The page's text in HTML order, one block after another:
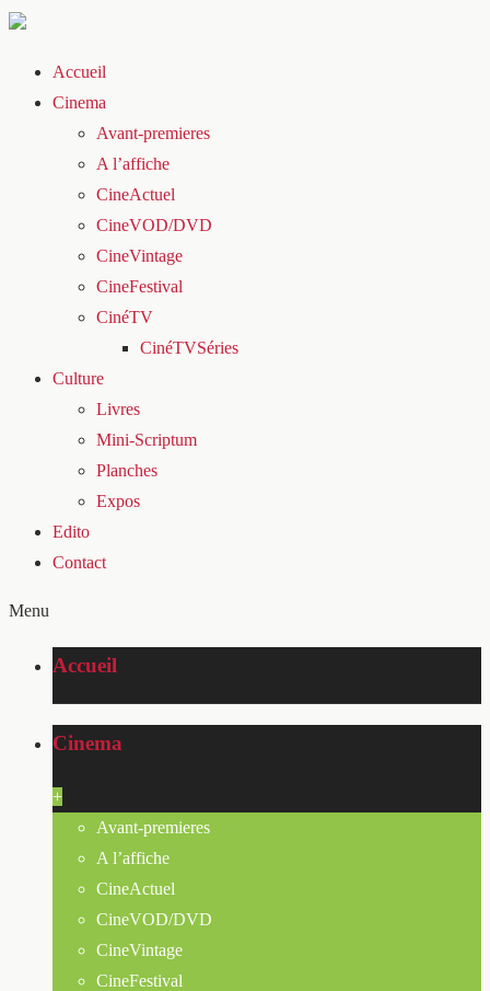
Accueil
Cinema
Avant-premieres
A l’affiche
CineActuel
CineVOD/DVD
CineVintage
CineFestival
CinéTV
CinéTVSéries
Culture
Livres
Mini-Scriptum
Planches
Expos
Edito
Contact
Menu
Accueil
Cinema
+
Avant-premieres
A l’affiche
CineActuel
CineVOD/DVD
CineVintage
CineFestival